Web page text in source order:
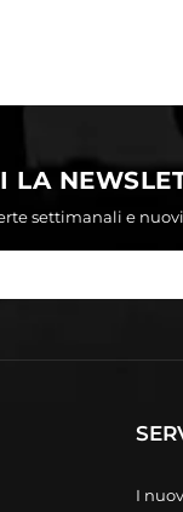
LA
settimanali e
I